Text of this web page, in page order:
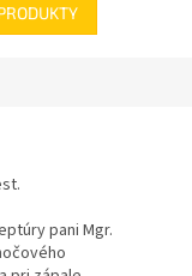
pani Mgr.